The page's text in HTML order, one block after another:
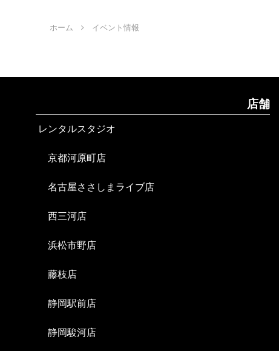
ホーム イベント情報
店舗
レンタルスタジオ
京都河原町店
名古屋ささしまライブ店
西三河店
浜松市野店
藤枝店
静岡駅前店
静岡駿河店